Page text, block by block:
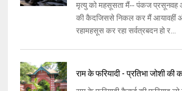
मृत्यु को महसूसता मैं-- पंकज प्रसूनवह
की कैदजिससे निकल कर मैं आयावहीं
रहामहसूस कर रहा सर्वत्रबदन हो र...
राम के फरियादी - प्रतिभा जोशी की